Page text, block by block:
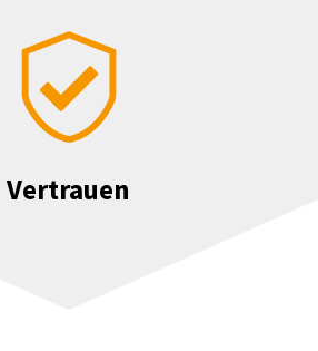
Vertrauen